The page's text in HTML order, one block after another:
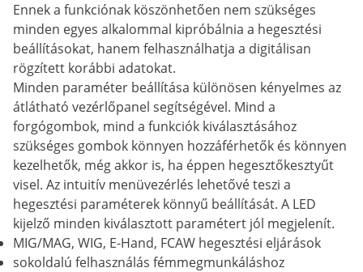
Ennek a funkciónak köszönhetően nem szükséges
minden egyes alkalommal kipróbálnia a hegesztési
beállításokat, hanem felhasználhatja a digitálisan
rögzített korábbi adatokat.
Minden paraméter beállítása különösen kényelmes az
átlátható vezérlőpanel segítségével. Mind a
forgógombok, mind a funkciók kiválasztásához
szükséges gombok könnyen hozzáférhetők és könnyen
kezelhetők, még akkor is, ha éppen hegesztőkesztyűt
visel. Az intuitív menüvezérlés lehetővé teszi a
hegesztési paraméterek könnyű beállítását. A LED
kijelző minden kiválasztott paramétert jól megjelenít.
MIG/MAG, WIG, E-Hand, FCAW hegesztési eljárások
sokoldalú felhasználás fémmegmunkáláshoz